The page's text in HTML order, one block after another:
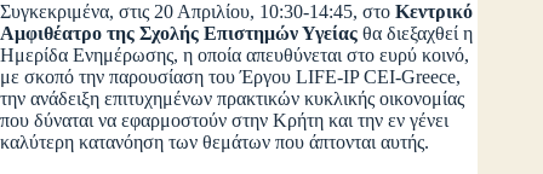
Συγκεκριμένα, στις 20 Απριλίου, 10:30-14:45, στο Κεντρικό
Αμφιθέατρο της Σχολής Επιστημών Υγείας θα διεξαχθεί η
Ημερίδα Ενημέρωσης, η οποία απευθύνεται στο ευρύ κοινό,
με σκοπό την παρουσίαση του Έργου LIFE-IP CEI-Greece,
την ανάδειξη επιτυχημένων πρακτικών κυκλικής οικονομίας
που δύναται να εφαρμοστούν στην Κρήτη και την εν γένει
καλύτερη κατανόηση των θεμάτων που άπτονται αυτής.